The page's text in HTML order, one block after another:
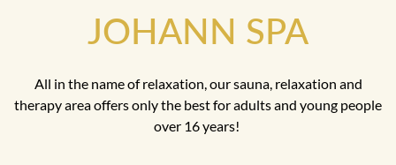
JOHANN SPA
All in the name of relaxation, our sauna, relaxation and
therapy area offers only the best for adults and young people
over 16 years!